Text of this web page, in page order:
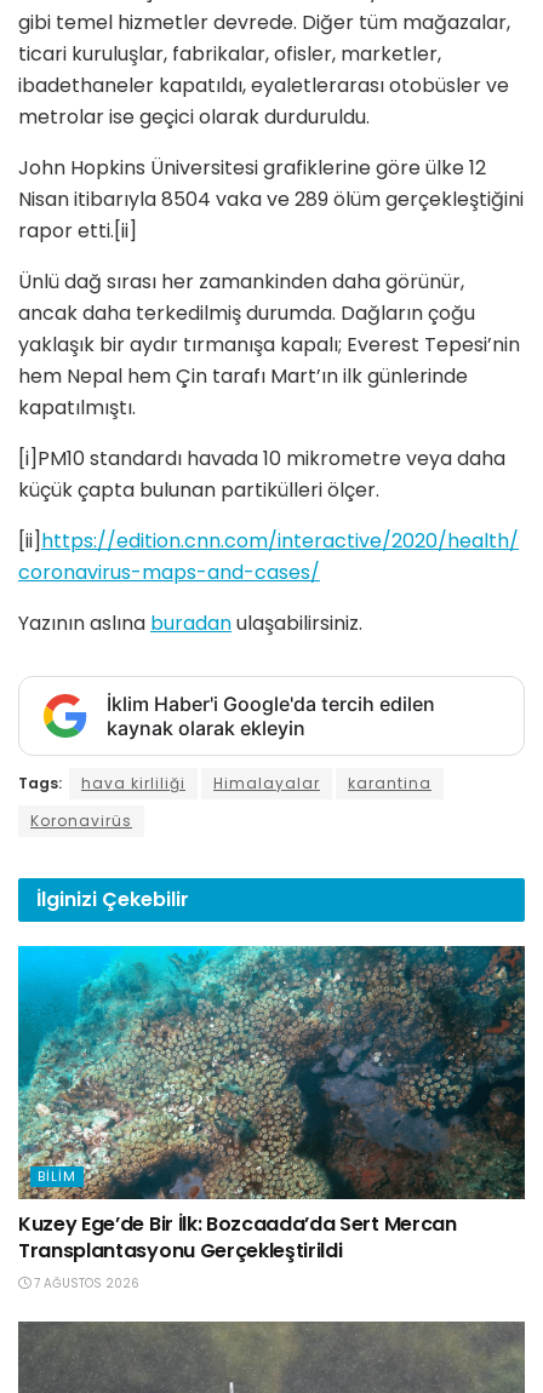
gibi temel hizmetler devrede. Diğer tüm mağazalar,
ticari kuruluşlar, fabrikalar, ofisler, marketler,
ibadethaneler kapatıldı, eyaletlerarası otobüsler ve
metrolar ise geçici olarak durduruldu.
John Hopkins Üniversitesi grafiklerine göre ülke 12
Nisan itibarıyla 8504 vaka ve 289 ölüm gerçekleştiğini
rapor etti.[ii]
Ünlü dağ sırası her zamankinden daha görünür,
ancak daha terkedilmiş durumda. Dağların çoğu
yaklaşık bir aydır tırmanışa kapalı; Everest Tepesi’nin
hem Nepal hem Çin tarafı Mart’ın ilk günlerinde
kapatılmıştı.
[i]PM10 standardı havada 10 mikrometre veya daha
küçük çapta bulunan partikülleri ölçer.
[ii]https://edition.cnn.com/interactive/2020/health/
coronavirus-maps-and-cases/
Yazının aslına buradanulaşabilirsiniz.
İklim Haber'i Google'da tercih edilen
kaynak olarak ekleyin
Tags: hava kirliliği Himalayalar
karantina
Koronavirüs
İlginizi Çekebilir
BILIM
Kuzey Ege’de Bir İlk: Bozcaada’da Sert Mercan
Transplantasyonu Gerçekleştirildi
7 AĞUSTOS 2026